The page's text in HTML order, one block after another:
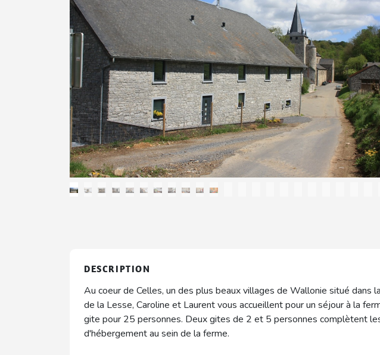
DESCRIPTION
Au coeur de Celles, un des plus beaux villages de Wallonie situé dans
de la Lesse, Caroline et Laurent vous accueillent pour un séjour à la
gite pour 25 personnes. Deux gites de 2 et 5 personnes complètent
d'hébergement au sein de la ferme.